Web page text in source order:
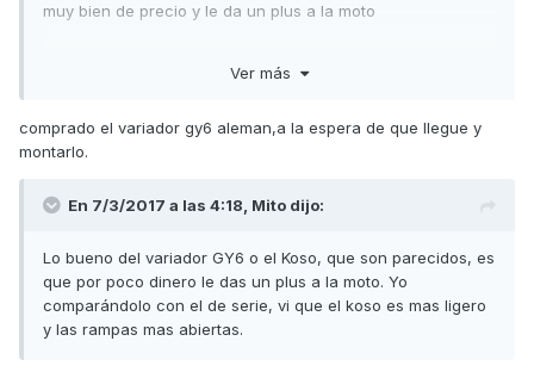
muy bien de precio y le da un plus a la moto
https://es.aliexpress.com/store/product/2011-New-GY6-125-
150-Drive-Plate-Assy-Modification-of-essential-products-
spm=2114.04010208.3.45.flQaK7&ws_ab_test=searchweb0_0,
searchweb201602_4_10065_10000073_10068_10501_1000007
4_10503_10000032_119_10000030_10000026_10000023_10000
069_10000068_10060_10062_10056_10055_10000062_10054_1
Ver más
comprado el variador gy6 aleman,a la espera de que llegue y
montarlo.
En 7/3/2017 a las 4:18, Mito dijo:
Lo bueno del variador GY6 o el Koso, que son parecidos, es
que por poco dinero le das un plus a la moto. Yo
comparándolo con el de serie, vi que el koso es mas ligero
y las rampas mas abiertas.